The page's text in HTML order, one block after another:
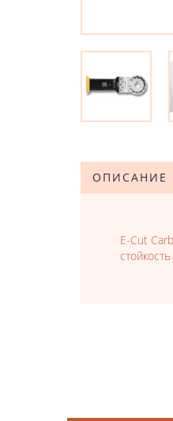
ОПИСАНИЕ
E-Cut